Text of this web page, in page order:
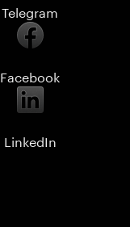
Telegram
Facebook
LinkedIn